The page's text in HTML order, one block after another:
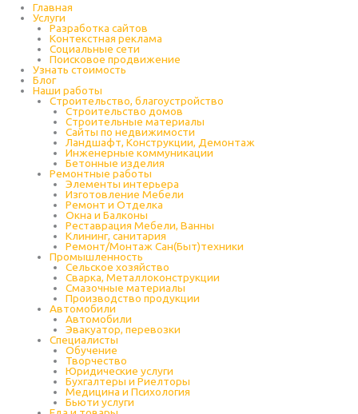
Главная
Услуги
Разработка сайтов
Контекстная реклама
Социальные сети
Поисковое продвижение
Узнать стоимость
Блог
Наши работы
Строительство, благоустройство
Строительство домов
Строительные материалы
Сайты по недвижимости
Ландшафт, Конструкции, Демонтаж
Инженерные коммуникации
Бетонные изделия
Ремонтные работы
Элементы интерьера
Изготовление Мебели
Ремонт и Отделка
Окна и Балконы
Реставрация Мебели, Ванны
Клининг, санитария
Ремонт/Монтаж Сан(Быт)техники
Промышленность
Cельское хозяйство
Сварка, Металлоконструкции
Cмазочные материалы
Производство продукции
Автомобили
Автомобили
Эвакуатор, перевозки
Специалисты
Обучение
Творчество
Юридические услуги
Бухгалтеры и Риелторы
Медицина и Психология
Бьюти услуги